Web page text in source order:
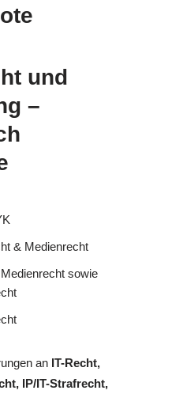
und
–
& Medienrecht
sowie
an IT-Recht,
IP/IT-Strafrecht,